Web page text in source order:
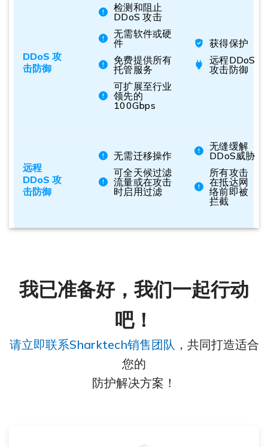
DDoS 攻
击防御
检测和阻止
DDoS 攻击
无需软件或硬
件
免费提供所有
托管服务
可扩展至行业
领先的
100Gbps
获得保护
远程DDoS
攻击防御
远程
DDoS 攻
击防御
无需迁移操作
可全天候过滤
流量或在攻击
时启用过滤
无缝缓解
DDoS威胁
所有攻击
在抵达网
络前即被
拦截
我已准备好，我们一起行动
吧！
请立即联系Sharktech销售团队 ，共同打造适合
您的
防护解决方案！